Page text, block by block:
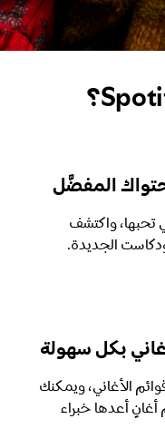
المفضَّل
تحبها، واكتشف
الجديدة.
بكل سهولة
الأغاني، ويمكنك
أغانٍ أعدها خبراء